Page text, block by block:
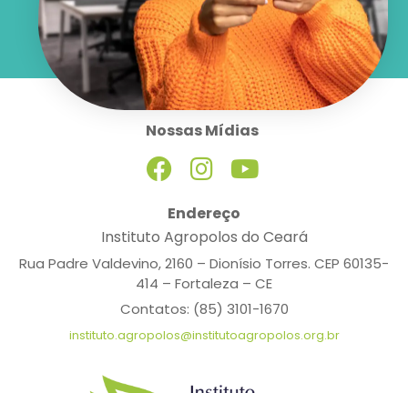
Endereço
Instituto Agropolos do Ceará
Rua Padre Valdevino, 2160 – Dionísio Torres. CEP 60135-
414 – Fortaleza – CE
Contatos: (85) 3101-1670
instituto.agropolos@institutoagropolos.org.br
Nossas Mídias